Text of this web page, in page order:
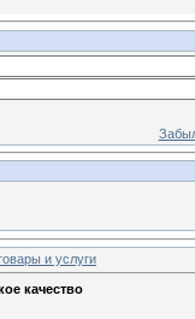
и услуги
качество